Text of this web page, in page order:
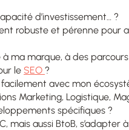
d’investissement… ?
robuste et pérenne pour
ma marque, à des
le SEO ?
avec mon
Marketing, Logistique,
spécifiques ?
mais aussi BtoB, s’adapter